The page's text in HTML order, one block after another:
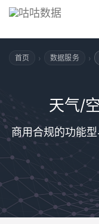
首页 › 数据服务 ›
天气/
商用合规的功能